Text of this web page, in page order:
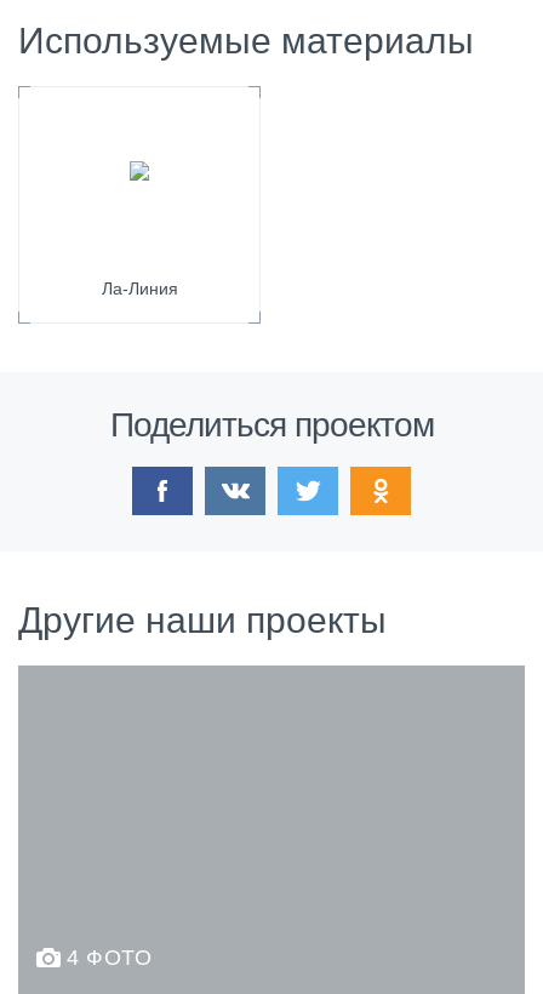
Используемые материалы
Ла-Линия
Поделиться проектом
Другие наши проекты
4 ФОТО